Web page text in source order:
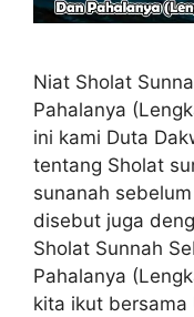
Niat Sholat
Pahalanya
ini kami Duta
tentang Sholat
sunanah
disebut juga
Sholat Sunnah
Pahalanya
kita ikut bersama